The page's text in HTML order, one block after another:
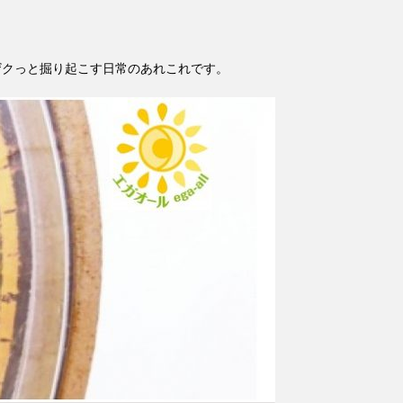
と掘り起こす日常のあれこれです。